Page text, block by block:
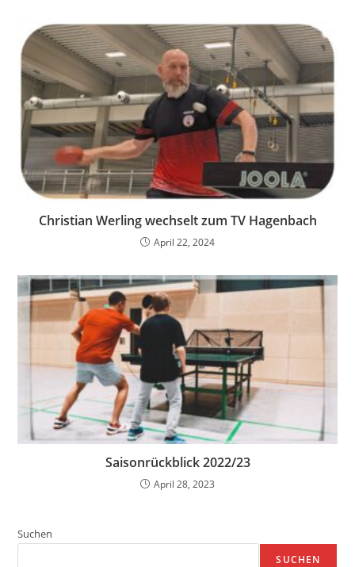
Christian Werling wechselt zum TV Hagenbach
April 22, 2024
Saisonrückblick 2022/23
April 28, 2023
Suchen
SUCHEN